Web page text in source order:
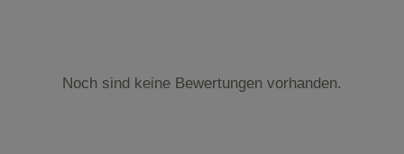
Noch sind keine Bewertungen vorhanden.